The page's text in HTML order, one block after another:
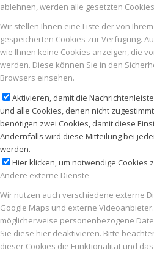
ablehnen, werden alle gesetzten
Wir stellen Ihnen eine Liste der von
gespeicherten Cookies zur Verfügung.
wie Ihnen keine Cookies anzeigen, die
werden. Diese können Sie in den
Browsers einsehen.
Aktivieren, damit die
und alle Cookies, denen nicht
benötigen zwei Cookies, damit diese
Andernfalls wird diese Mitteilung bei
werden.
Hier klicken, um notwendige Cookies
Andere externe Dienste
Wir nutzen auch verschiedene externe
Google Maps und externe
möglicherweise personenbezogene
Sie diese hier deaktivieren. Bitte
dieser Cookies die Funktionalität und